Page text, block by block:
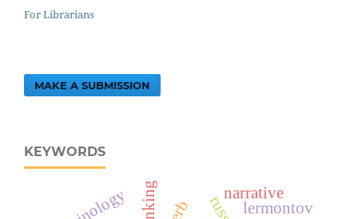
For Librarians
MAKE A SUBMISSION
KEYWORDS
lermontov
narrative